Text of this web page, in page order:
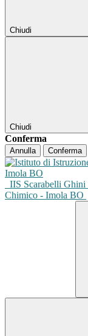
Chiudi
Chiudi
Conferma
Annulla Conferma
IIS Scarabelli Ghini
Chimico - Imola BO